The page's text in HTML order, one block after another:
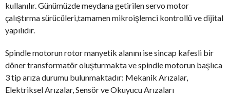
kullanılır. Günümüzde meydana getirilen servo motor
çalıştırma sürücüleri,tamamen mikroişlemci kontrollü ve dijital
yapılıdır.
Spindle motorun rotor manyetik alanını ise sincap kafesli bir
döner transformatör oluşturmakta ve spindle motorun başlıca
3 tip arıza durumu bulunmaktadır: Mekanik Arızalar,
Elektriksel Arızalar, Sensör ve Okuyucu Arızaları